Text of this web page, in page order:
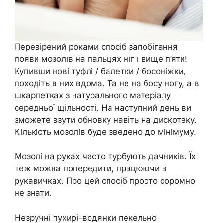
Перевірений роками спосіб запобігання
появи мозолів на пальцях ніг і вище п’яти!
Купивши нові туфлі / балетки / босоніжки,
походіть в них вдома. Та не на босу ногу, а в
шкарпетках з натурального матеріалу
середньої щільності. На наступний день ви
зможете взути обновку навіть на дискотеку.
Кількість мозолів буде зведено до мінімуму.
Мозолі на руках часто турбують дачників. Їх
теж можна попередити, працюючи в
рукавичках. Про цей спосіб просто соромно
не знати.
Незручні пухирі-водянки пекельно